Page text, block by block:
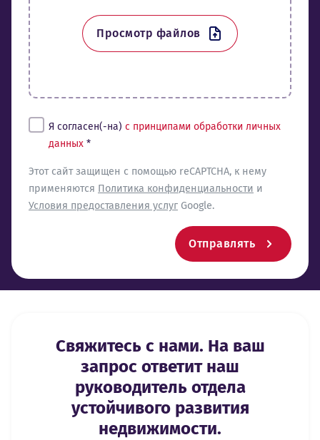
Просмотр файлов
Tingimused*
Я согласен(-на) с принципами обработки личных
данных *
reCaptcha
Этот сайт защищен с помощью reCAPTCHA, к нему
применяются Политика конфиденциальности и
Условия предоставления услуг Google.
Отправлять
Свяжитесь с нами. На ваш
запрос ответит наш
руководитель отдела
устойчивого развития
недвижимости.